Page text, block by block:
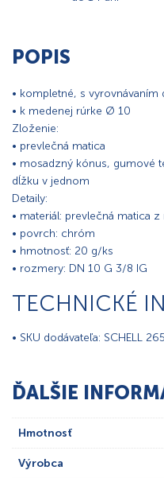
POPIS
• kompletné, s vyrovnávaním
• k medenej rúrke Ø 10
Zloženie:
• prevlečná matica
• mosadzný kónus, gumové
dĺžku v jednom
Detaily:
• materiál: prevlečná matica
• povrch: chróm
• hmotnosť: 20 g/ks
• rozmery: DN 10 G 3/8 IG
TECHNICKÉ
• SKU dodávateľa: SCHELL
ĎALŠIE
Hmotnosť
Výrobca